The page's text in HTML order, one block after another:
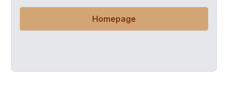
Homepage